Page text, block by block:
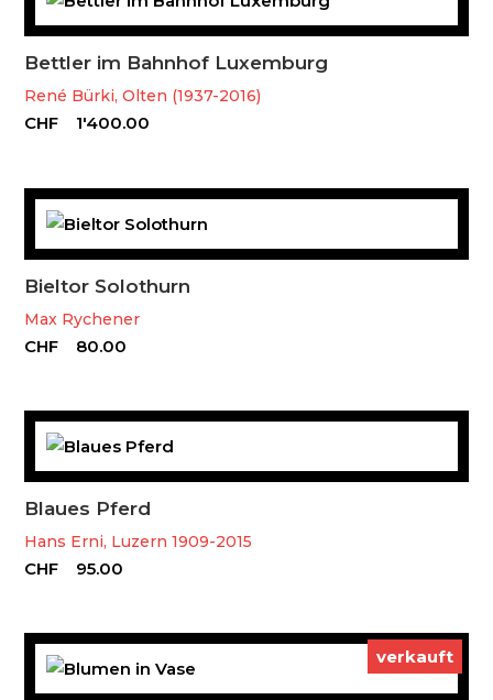
Bettler im Bahnhof Luxemburg
René Bürki, Olten (1937-2016)
CHF 1'400.00
Bieltor Solothurn
Max Rychener
CHF 80.00
Blaues Pferd
Hans Erni, Luzern 1909-2015
CHF 95.00
verkauft